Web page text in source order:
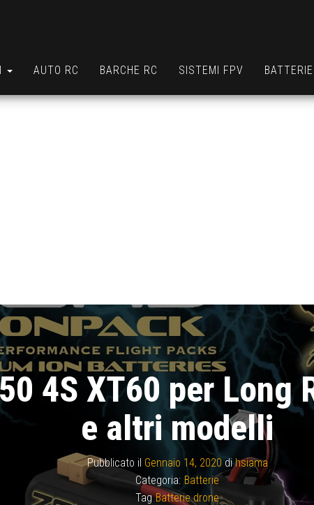
AUTO RC BARCHE RC SISTEMI FPV BATTERIE
4S XT60 per Long
e altri modelli
Pubblicato il Gennaio 14, 2020dihsiama
Categoria: Batterie
Tag Batterie drone